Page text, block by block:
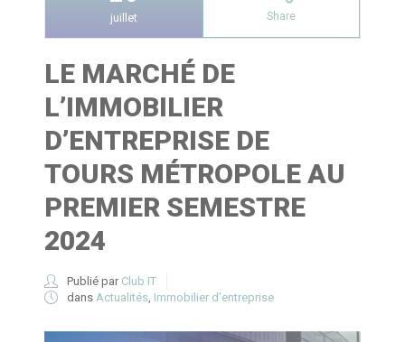
juillet Share
LE MARCHÉ DE
L’IMMOBILIER
D’ENTREPRISE DE
TOURS MÉTROPOLE AU
PREMIER SEMESTRE
2024
Publié par Club IT
dans Actualités Immobilier d'entreprise